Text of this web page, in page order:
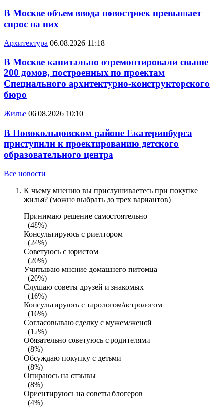
В Москве объем ввода новостроек превышает
спрос на них
Архитектура 06.08.2026 11:18
В Москве капитально отремонтировали свыше
200 домов, построенных по проектам
Специального архитектурно-конструкторского
бюро
Жилье 06.08.2026 10:10
В Новокольцовском районе Екатеринбурга
приступили к проектированию детского
образовательного центра
Все новости
К чьему мнению вы прислушиваетесь при покупке
жилья? (можно выбрать до трех вариантов)
Принимаю решение самостоятельно
(48%)
Консультируюсь с риелтором
(24%)
Советуюсь с юристом
(20%)
Учитываю мнение домашнего питомца
(20%)
Слушаю советы друзей и знакомых
(16%)
Консультируюсь с тарологом/астрологом
(16%)
Согласовываю сделку с мужем/женой
(12%)
Обязательно советуюсь с родителями
(8%)
Обсуждаю покупку с детьми
(8%)
Опираюсь на отзывы
(8%)
Ориентируюсь на советы блогеров
(4%)